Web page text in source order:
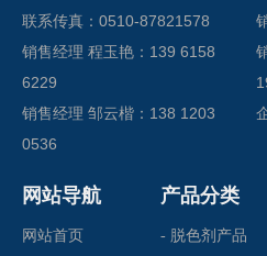
网站导航
网站首页
产品分类
- 脱色剂产品
联系传真：0510-87821578
销售经理 程玉艳：139 6158
6229
销售经理 邹云楷：138 1203
0536